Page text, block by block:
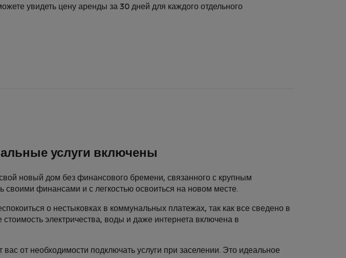
увидеть цену аренды за 30 дней для каждого отдельного
услуги включены
новый дом без финансового бремени, связанного с крупным
своими финансами и с легкостью освоиться на новом месте.
о нестыковках в коммунальных платежах, так как все сведено в
электричества, воды и даже интернета включена в
от необходимости подключать услуги при заселении. Это идеальное